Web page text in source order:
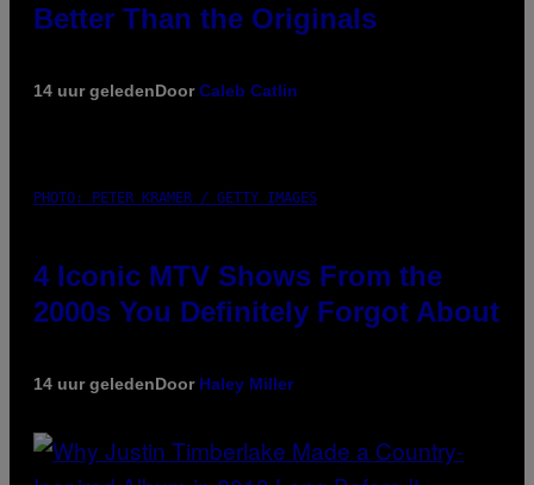
Better Than the Originals
14 uur geledenDoorCaleb Catlin
PHOTO: PETER KRAMER / GETTY IMAGES
4 Iconic MTV Shows From the
2000s You Definitely Forgot About
14 uur geledenDoor Haley Miller